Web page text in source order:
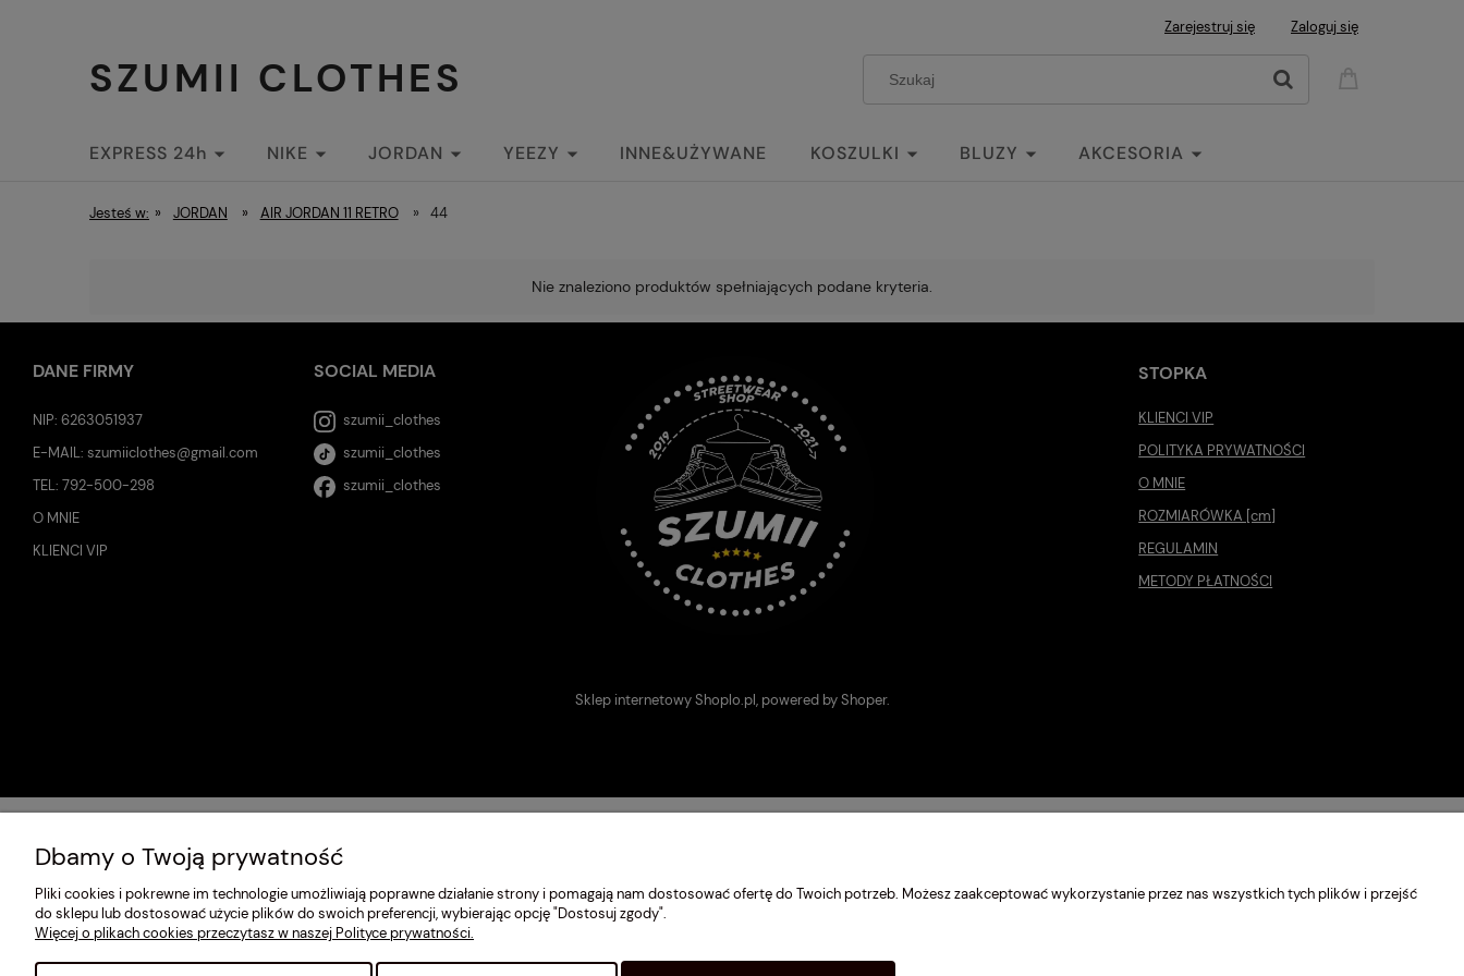
Zarejestruj się Zaloguj się
SZUMII CLOTHES
EXPRESS 24h NIKE JORDAN YEEZY INNE&UŻYWANE KOSZULKI BLUZY AKCESORIA
STREETWEAR
Jesteś w: » JORDAN » AIR JORDAN 11 RETRO » 44
Nie znaleziono produktów spełniających podane kryteria.
STOPKA
KLIENCI VIP
POLITYKA PRYWATNOŚCI
O MNIE
ROZMIARÓWKA [cm]
REGULAMIN
METODY PŁATNOŚCI
DANE FIRMY
NIP: 6263051937
E-MAIL:szumiiclothes@gmail.com
TEL:792-500-298
O MNIE
KLIENCI VIP
SOCIAL MEDIA
szumii_clothes
szumii_clothes
szumii_clothes
Sklep internetowy Shoplo.pl, powered byShoper.
Dbamy o Twoją prywatność
Pliki cookies i pokrewne im technologie umożliwiają poprawne działanie strony i pomagają nam dostosować ofertę do Twoich potrzeb. Możesz zaakceptować wykorzystanie przez nas wszystkich tych plików i przejść
do sklepu lub dostosować użycie plików do swoich preferencji, wybierając opcję "Dostosuj zgody".
Więcej o plikach cookies przeczytasz w naszej Polityce prywatności.